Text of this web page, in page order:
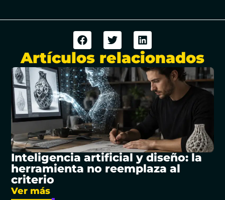
Artículos relacionados
Inteligencia artificial y diseño: la
herramienta no reemplaza al
criterio
Ver más